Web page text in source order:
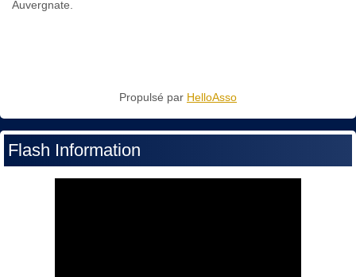
Auvergnate.
Propulsé par HelloAsso
Flash Information